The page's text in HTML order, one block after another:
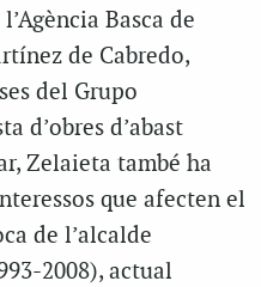
Basca de
de Cabredo,
del Grupo
d’obres d’abast
Zelaieta també ha
que afecten el
de l’alcalde
2008), actual